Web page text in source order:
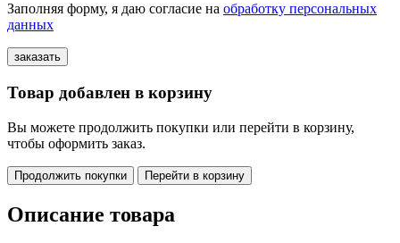
Заполняя форму, я даю согласие на обработку персональных
данных
Товар добавлен в корзину
Вы можете продолжить покупки или перейти в корзину,
чтобы оформить заказ.
Продолжить покупки Перейти в корзину
Описание товара